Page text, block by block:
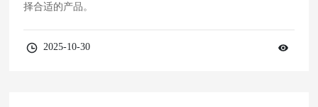
择合适的产品。
2025-10-30